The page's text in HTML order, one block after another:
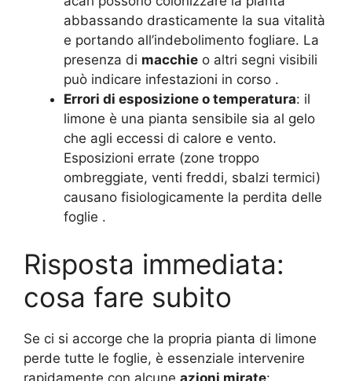
abbassando drasticamente la sua vitalità
e portando all’indebolimento fogliare. La
presenza di macchie o altri segni visibili
può indicare infestazioni in corso .
Errori di esposizione o temperatura: il
limone è una pianta sensibile sia al gelo
che agli eccessi di calore e vento.
Esposizioni errate (zone troppo
ombreggiate, venti freddi, sbalzi termici)
causano fisiologicamente la perdita delle
foglie .
Risposta immediata:
cosa fare subito
Se ci si accorge che la propria pianta di limone
perde tutte le foglie, è essenziale intervenire
rapidamente con alcune azioni mirate: